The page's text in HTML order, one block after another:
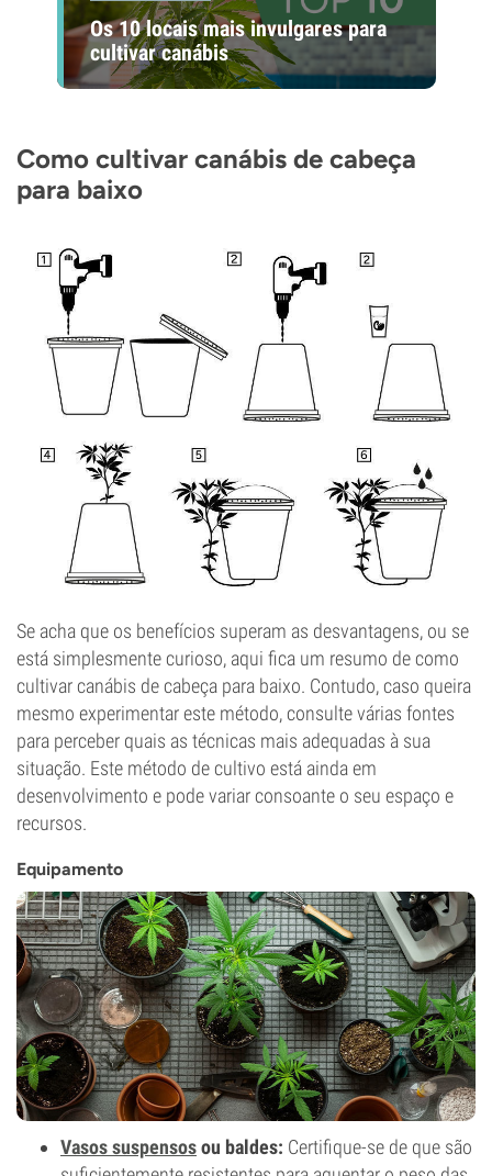
Os 10 locais mais invulgares para
cultivar canábis
Como cultivar canábis de cabeça
para baixo
Se acha que os benefícios superam as desvantagens, ou se
está simplesmente curioso, aqui fica um resumo de como
cultivar canábis de cabeça para baixo. Contudo, caso queira
mesmo experimentar este método, consulte várias fontes
para perceber quais as técnicas mais adequadas à sua
situação. Este método de cultivo está ainda em
desenvolvimento e pode variar consoante o seu espaço e
recursos.
Equipamento
Vasos suspensosou baldes: Certifique-se de que são